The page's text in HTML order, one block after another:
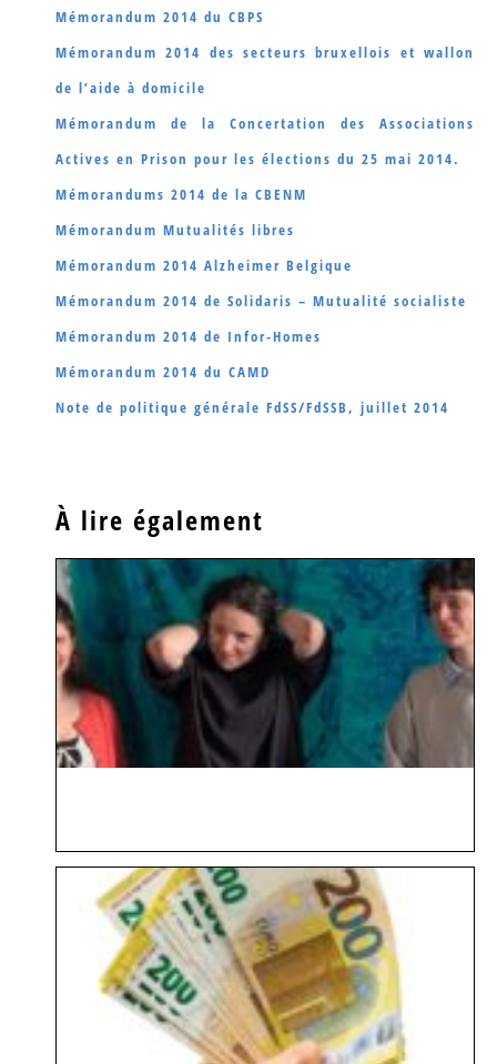
Mémorandum 2014 du CBPS
Mémorandum 2014 des secteurs bruxellois et wallon
de l’aide à domicile
Mémorandum de la Concertation des Associations
Actives en Prison pour les élections du 25 mai 2014.
Mémorandums 2014 de la CBENM
Mémorandum Mutualités libres
Mémorandum 2014 Alzheimer Belgique
Mémorandum 2014 de Solidaris – Mutualité socialiste
Mémorandum 2014 de Infor-Homes
Mémorandum 2014 du CAMD
Note de politique générale FdSS/FdSSB, juillet 2014
À lire également